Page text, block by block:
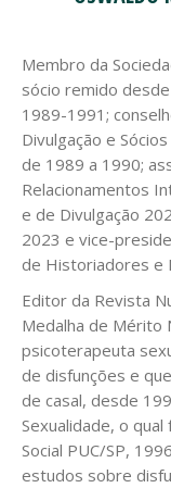
Membro da
sócio remido
1989-1991;
Divulgação e
de 1989 a 1990;
Relacionamentos
e de Divulgação
2023 e vice-
de Historiadores e
Editor da Revista
Medalha de Mérito
psicoterapeuta
de disfunções e
de casal, desde
Sexualidade, o
Social PUC/SP,
estudos sobre